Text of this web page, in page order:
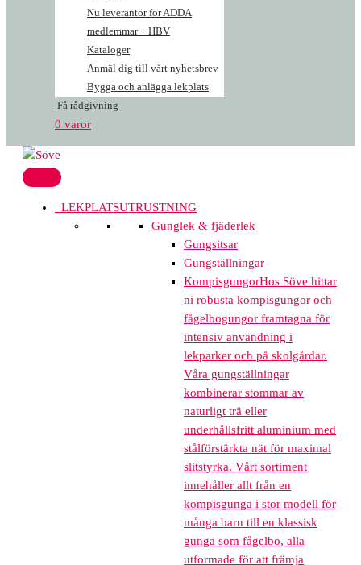
Nu leverantör för ADDA
medlemmar + HBV
Kataloger
Anmäl dig till vårt nyhetsbrev
Bygga och anlägga lekplats
Få rådgivning
0 varor
LEKPLATSUTRUSTNING
Gunglek & fjäderlek
Gungsitsar
Gungställningar
KompisgungorHos Söve hittar
ni robusta kompisgungor och
fågelbogungor framtagna för
intensiv användning i
lekparker och på skolgårdar.
Våra gungställningar
kombinerar stommar av
naturligt trä eller
underhållsfritt aluminium med
stålförstärkta nät för maximal
slitstyrka. Vårt sortiment
innehåller allt från en
kompisgunga i stor modell för
många barn till en klassisk
gunga som fågelbo, alla
utformade för att främja